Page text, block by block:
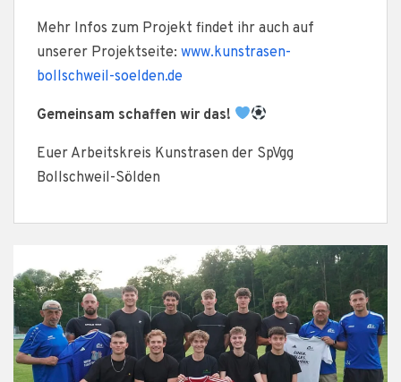
Mehr Infos zum Projekt findet ihr auch auf
unserer Projektseite: www.kunstrasen-
bollschweil-soelden.de
Gemeinsam schaffen wir das!
Euer Arbeitskreis Kunstrasen der SpVgg
Bollschweil-Sölden